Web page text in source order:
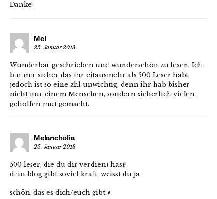
Danke!
Mel
25. Januar 2013
Wunderbar geschrieben und wunderschön zu lesen. Ich
bin mir sicher das ihr eitausmehr als 500 Leser habt,
jedoch ist so eine zhl unwichtig, denn ihr hab bisher
nicht nur einem Menschen, sondern sicherlich vielen
geholfen mut gemacht.
Melancholia
25. Januar 2013
500 leser, die du dir verdient hast!
dein blog gibt soviel kraft, weisst du ja.
schön, das es dich/euch gibt ♥